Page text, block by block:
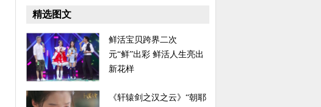
精选图文
鲜活宝贝跨界二次
元“鲜”出彩 鲜活人生亮出
新花样
《轩辕剑之汉之云》“朝耶